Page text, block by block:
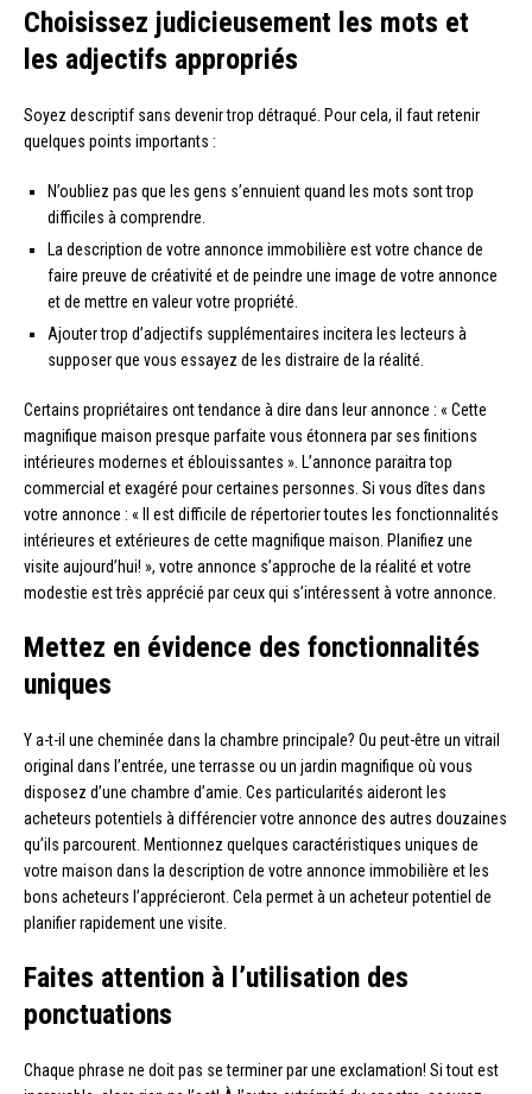
Choisissez judicieusement les mots et
les adjectifs appropriés
Soyez descriptif sans devenir trop détraqué. Pour cela, il faut retenir
quelques points importants :
N’oubliez pas que les gens s’ennuient quand les mots sont trop
difficiles à comprendre.
La description de votre annonce immobilière est votre chance de
faire preuve de créativité et de peindre une image de votre annonce
et de mettre en valeur votre propriété.
Ajouter trop d’adjectifs supplémentaires incitera les lecteurs à
supposer que vous essayez de les distraire de la réalité.
Certains propriétaires ont tendance à dire dans leur annonce : « Cette
magnifique maison presque parfaite vous étonnera par ses finitions
intérieures modernes et éblouissantes ». L’annonce paraitra top
commercial et exagéré pour certaines personnes. Si vous dîtes dans
votre annonce : « Il est difficile de répertorier toutes les fonctionnalités
intérieures et extérieures de cette magnifique maison. Planifiez une
visite aujourd’hui! », votre annonce s’approche de la réalité et votre
modestie est très apprécié par ceux qui s’intéressent à votre annonce.
Mettez en évidence des fonctionnalités
uniques
Y a-t-il une cheminée dans la chambre principale? Ou peut-être un vitrail
original dans l’entrée, une terrasse ou un jardin magnifique où vous
disposez d’une chambre d’amie. Ces particularités aideront les
acheteurs potentiels à différencier votre annonce des autres douzaines
qu’ils parcourent. Mentionnez quelques caractéristiques uniques de
votre maison dans la description de votre annonce immobilière et les
bons acheteurs l’apprécieront. Cela permet à un acheteur potentiel de
planifier rapidement une visite.
Faites attention à l’utilisation des
ponctuations
Chaque phrase ne doit pas se terminer par une exclamation! Si tout est